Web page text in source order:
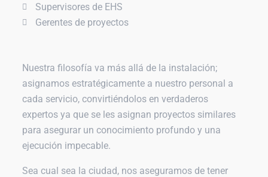
Supervisores de EHS
Gerentes de proyectos
Nuestra filosofía va más allá de la instalación;
asignamos estratégicamente a nuestro personal a
cada servicio, convirtiéndolos en verdaderos
expertos ya que se les asignan proyectos similares
para asegurar un conocimiento profundo y una
ejecución impecable.
Sea cual sea la ciudad, nos aseguramos de tener